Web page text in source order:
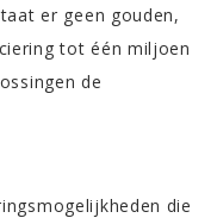
er geen gouden,
tot één miljoen
de
die